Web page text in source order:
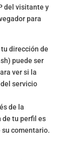
del visitante y
para
dirección de
puede ser
ver si la
servicio
de la
de tu perfil es
comentario.